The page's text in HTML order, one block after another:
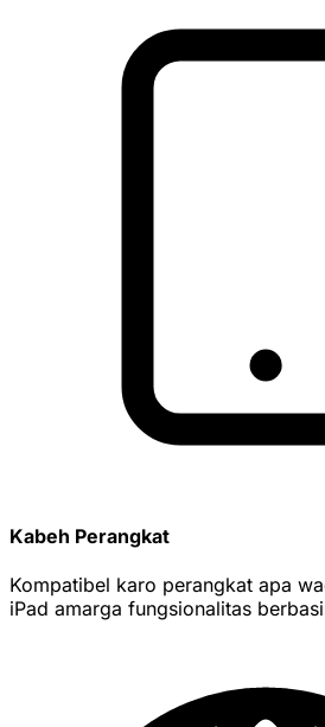
Kabeh Perangkat
Kompatibel karo perangkat apa
iPad amarga fungsionalitas